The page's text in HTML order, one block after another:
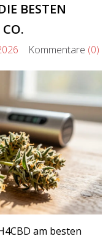
BESTEN
Kommentare (0)
am besten